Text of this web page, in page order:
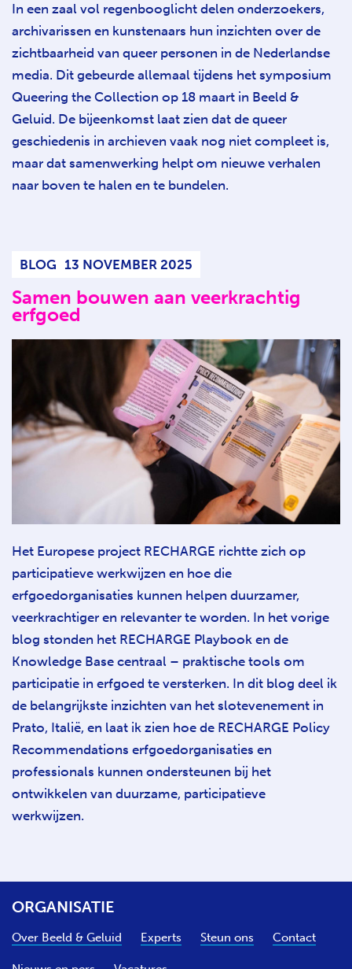
In een zaal vol regenbooglicht delen onderzoekers,
archivarissen en kunstenaars hun inzichten over de
zichtbaarheid van queer personen in de Nederlandse
media. Dit gebeurde allemaal tijdens het symposium
Queering the Collection op 18 maart in Beeld &
Geluid. De bijeenkomst laat zien dat de queer
geschiedenis in archieven vaak nog niet compleet is,
maar dat samenwerking helpt om nieuwe verhalen
naar boven te halen en te bundelen.
BLOG 13 NOVEMBER 2025
Samen bouwen aan veerkrachtig
erfgoed
Het Europese project RECHARGE richtte zich op
participatieve werkwijzen en hoe die
erfgoedorganisaties kunnen helpen duurzamer,
veerkrachtiger en relevanter te worden. In het vorige
blog stonden het RECHARGE Playbook en de
Knowledge Base centraal – praktische tools om
participatie in erfgoed te versterken. In dit blog deel ik
de belangrijkste inzichten van het slotevenement in
Prato, Italië, en laat ik zien hoe de RECHARGE Policy
Recommendations erfgoedorganisaties en
professionals kunnen ondersteunen bij het
ontwikkelen van duurzame, participatieve
werkwijzen.
ORGANISATIE
Over Beeld & Geluid Experts Steun ons Contact